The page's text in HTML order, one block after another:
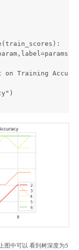
Training
图中可以 看到树深度为5